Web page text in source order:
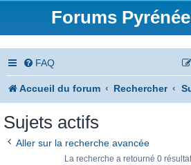
Forums
FAQ
Accueil du forum Rechercher
Sujets actifs
Aller sur la recherche avancée
La recherche a retourné 0